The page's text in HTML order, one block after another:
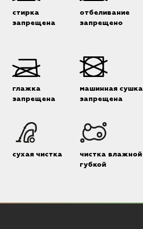
стирка
запрещена
отбеливание
запрещено
глажка
запрещена
машинная сушка
запрещена
сухая чистка
чистка влажной
губкой